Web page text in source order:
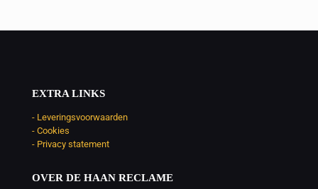
EXTRA LINKS
- Leveringsvoorwaarden
- Cookies
- Privacy statement
OVER DE HAAN RECLAME